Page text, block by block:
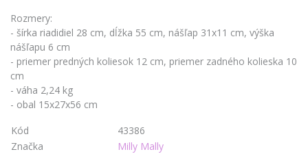
Rozmery:
- šírka riadidiel 28 cm, dĺžka 55 cm, nášľap 31x11 cm, výška
nášľapu 6 cm
- priemer predných koliesok 12 cm, priemer zadného kolieska 10
cm
- váha 2,24 kg
- obal 15x27x56 cm
Kód
43386
Značka
Milly Mally